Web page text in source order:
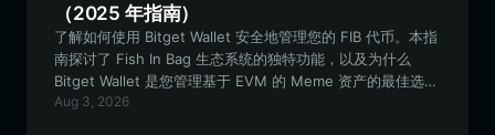
（2025 年指南）
了解如何使用 Bitget Wallet 安全地管理您的 FIB 代币。本指
南探讨了 Fish In Bag 生态系统的独特功能，以及为什么
Bitget Wallet 是您管理基于 EVM 的 Meme 资产的最佳选
择。
Aug 3, 2026